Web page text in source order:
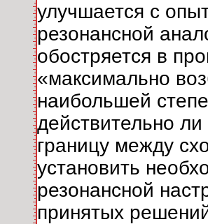
улучшается с
резонансной
обостряется в
«максимально
наибольшей
действительно ли
границу между
установить
резонансной
принятых